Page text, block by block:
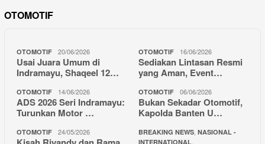
OTOMOTIF
OTOMOTIF 20/06/2026
Usai Juara Umum di
Indramayu, Shaqeel 12…
OTOMOTIF 16/06/2026
Sediakan Lintasan Resmi
yang Aman, Event…
OTOMOTIF 14/06/2026
ADS 2026 Seri Indramayu:
Turunkan Motor …
OTOMOTIF 06/06/2026
Bukan Sekadar Otomotif,
Kapolda Banten U…
OTOMOTIF 24/05/2026 BREAKING NEWS NASIONAL -
INTERNATIONAL